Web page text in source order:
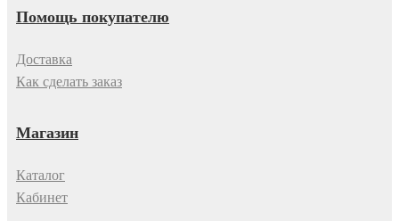
Помощь покупателю
Доставка
Как сделать заказ
Магазин
Каталог
Кабинет